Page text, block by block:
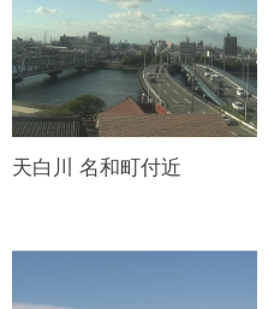
天白川 名和町付近